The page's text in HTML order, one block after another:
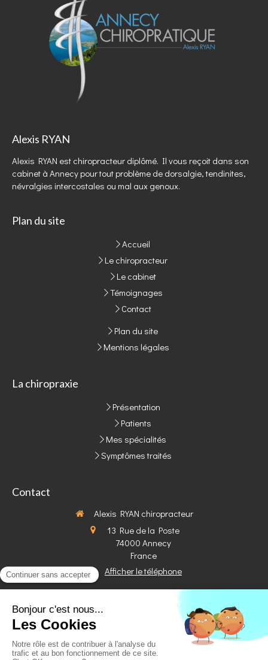
Alexis RYAN
Alexis RYAN est chiropracteur diplômé. Il vous reçoit dans son
cabinet à Annecy pour tout problème de dorsalgie, tendinites,
névralgies intercostales ou mal aux genoux.
Plan du site
Accueil
Le chiropracteur
Le cabinet
Témoignages
Contact
Plan du site
Mentions légales
La chiropraxie
Présentation
Patients
Mes spécialités
Symptômes traités
Contact
Alexis RYAN chiropracteur
13 Rue de la Poste
74000 Annecy
France
Afficher le téléphone
LeMardide 14h à20h
Le Jeudide 14hà19h
LeVendredide9hà
LeSamedide9hà